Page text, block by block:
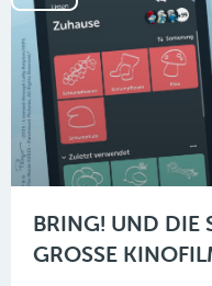
BRING! UND DIE
GROSSE